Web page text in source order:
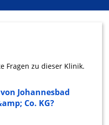
Fragen zu dieser Klinik.
Johannesbad
Co. KG?
zur Auswahl
Auswahl